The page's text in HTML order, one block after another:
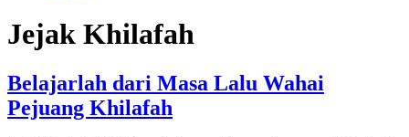
Jejak Khilafah
Belajarlah dari Masa Lalu Wahai
Pejuang Khilafah